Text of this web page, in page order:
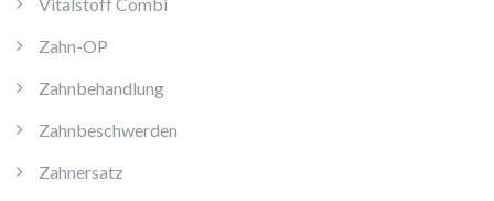
Zahn-OP
Zahnbehandlung
Zahnbeschwerden
Zahnersatz